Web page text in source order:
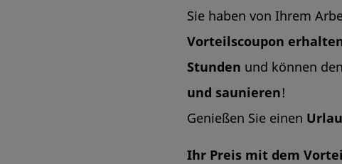
Sie haben von Ihrem
Vorteilscoupon
Stunden und können den
und saunieren!
Genießen Sie einen
Ihr Preis mit dem